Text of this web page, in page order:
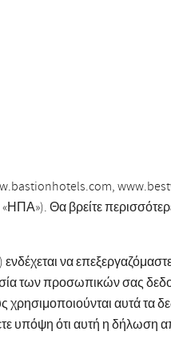
Θα βρείτε
να
των προσωπικών σας
αυτά τα
υπόψη ότι αυτή η δήλωση